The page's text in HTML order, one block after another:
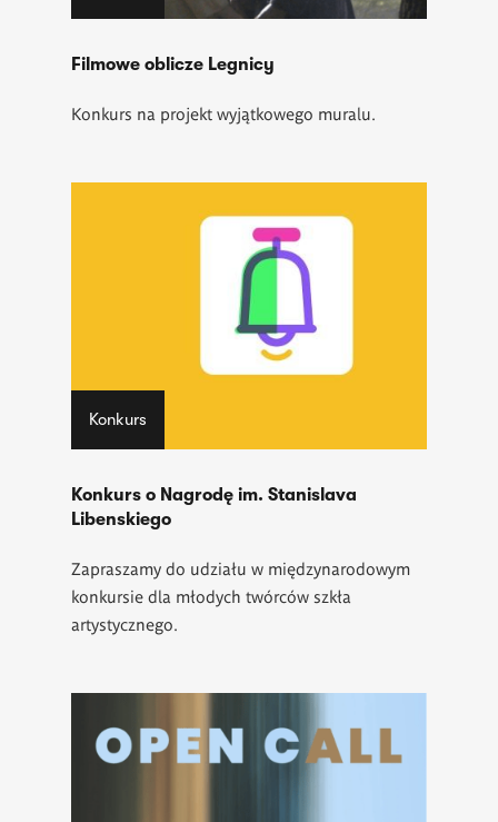
Filmowe oblicze Legnicy
Konkurs na projekt wyjątkowego muralu.
Konkurs
Konkurs o Nagrodę im. Stanislava
Libenskiego
Zapraszamy do udziału w międzynarodowym
konkursie dla młodych twórców szkła
artystycznego.